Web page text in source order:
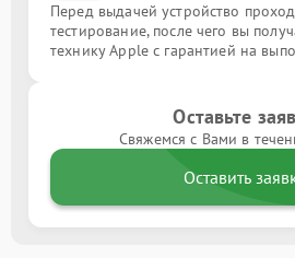
Перед выдачей устройство
тестирование, после чего вы
технику Apple с гарантией на
Оставьте
Свяжемся с Вами в
Оставить